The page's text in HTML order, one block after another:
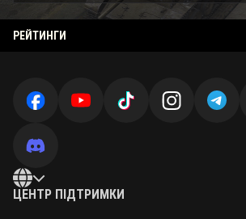
РЕЙТИНГИ
ЦЕНТР ПІДТРИМКИ